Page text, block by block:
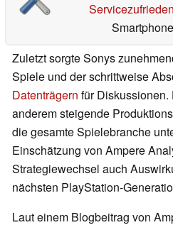
Zuletzt sorgte Sonys
Spiele und der schrittweise
Datenträgern für
anderem steigende
die gesamte Spielebranche
Einschätzung von Ampere
Strategiewechsel auch
nächsten PlayStation-
Laut einem Blogbeitrag von